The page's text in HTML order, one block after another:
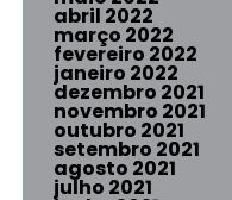
abril 2022
março 2022
fevereiro 2022
janeiro 2022
dezembro 2021
novembro 2021
outubro 2021
setembro 2021
agosto 2021
julho 2021